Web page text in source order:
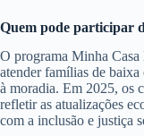
Quem pode participar
O programa Minha Casa
atender famílias de
à moradia. Em 2025, os
refletir as atualizações
com a inclusão e justiça